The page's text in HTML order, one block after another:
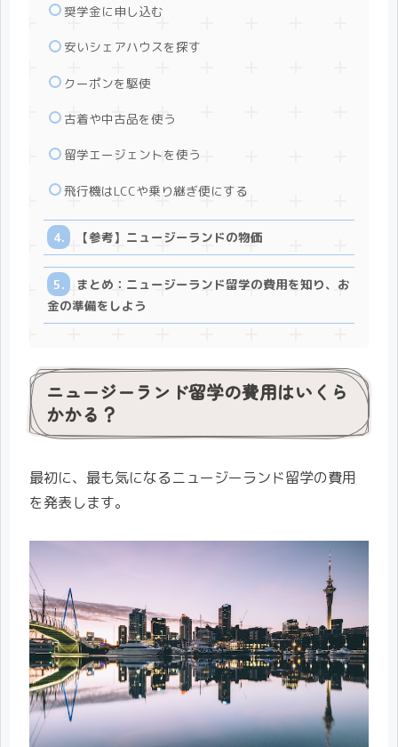
奨学金に申し込む
安いシェアハウスを探す
クーポンを駆使
古着や中古品を使う
留学エージェントを使う
飛行機はLCCや乗り継ぎ便にする
【参考】ニュージーランドの物価
まとめ：ニュージーランド留学の費用を知り、お
金の準備をしよう
ニュージーランド留学の費用はいくら
かかる？
最初に、最も気になるニュージーランド留学の費用
を発表します。